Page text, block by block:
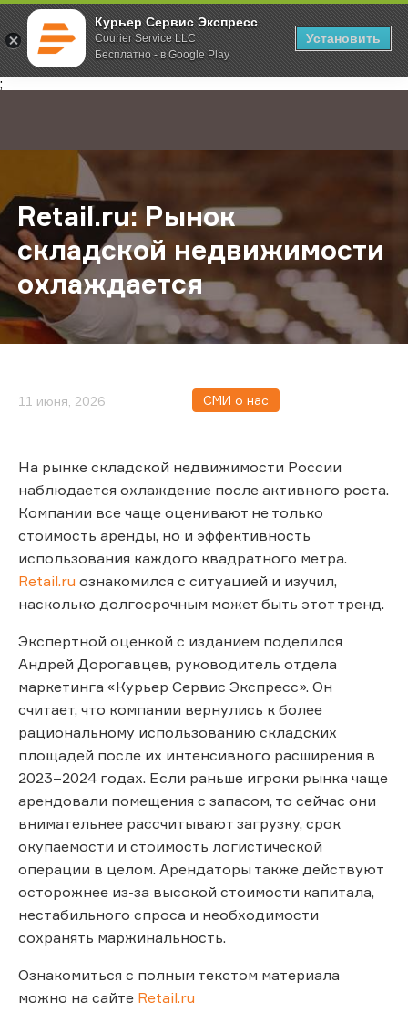
Курьер Сервис Экспресс
Courier Service LLC
Бесплатно - в Google Play
Установить
;
Главная О компании Новости Retail.ru: Рынок складской
Retail.ru: Рынок
складской недвижимости
охлаждается
11 июня, 2026 СМИ о нас
На рынке складской недвижимости России
наблюдается охлаждение после активного роста.
Компании все чаще оценивают не только
стоимость аренды, но и эффективность
использования каждого квадратного метра.
Retail.ru ознакомился с ситуацией и изучил,
насколько долгосрочным может быть этот тренд.
Экспертной оценкой с изданием поделился
Андрей Дорогавцев, руководитель отдела
маркетинга «Курьер Сервис Экспресс». Он
считает, что компании вернулись к более
рациональному использованию складских
площадей после их интенсивного расширения в
2023–2024 годах. Если раньше игроки рынка чаще
арендовали помещения с запасом, то сейчас они
внимательнее рассчитывают загрузку, срок
окупаемости и стоимость логистической
операции в целом. Арендаторы также действуют
осторожнее из-за высокой стоимости капитала,
нестабильного спроса и необходимости
сохранять маржинальность.
Ознакомиться с полным текстом материала
можно на сайте Retail.ru